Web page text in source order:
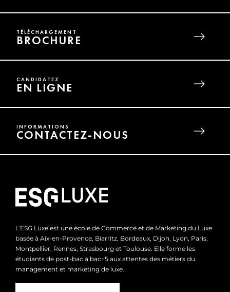
TÉLÉCHARGEMENT
BROCHURE
CANDIDATEZ
EN LIGNE
INFORMATIONS
CONTACTEZ-NOUS
L’ESG Luxe est une école de Commerce et de Marketing du Luxe
basée à Aix-en-Provence, Biarritz, Bordeaux, Dijon, Lyon, Paris,
Montpellier, Rennes, Strasbourg et Toulouse. Elle forme les
étudiants de post-bac à bac+5 aux attentes des métiers du
management et marketing de luxe.